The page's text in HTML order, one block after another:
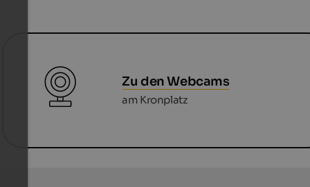
Zu den Webcams
am Kronplatz